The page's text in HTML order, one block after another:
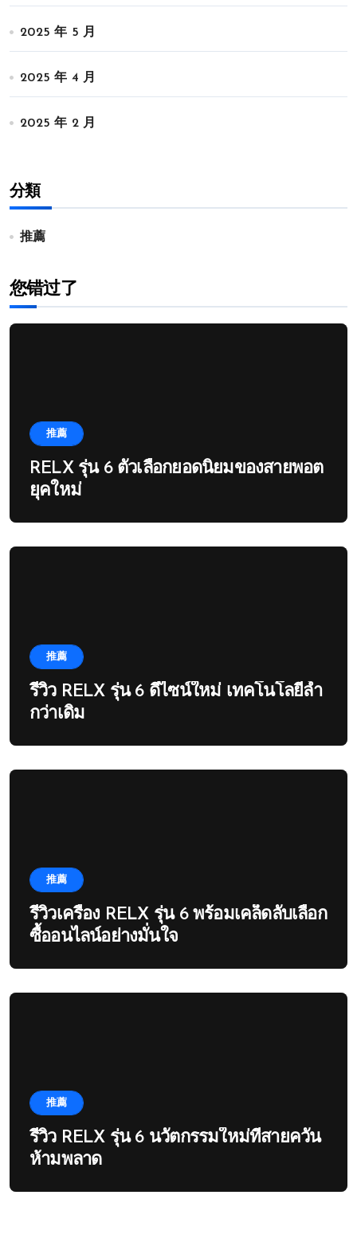
2025 年 5 月
2025 年 4 月
2025 年 2 月
分類
推薦
您错过了
推薦
RELX รุ่น 6 ตัวเลือกยอดนิยมของสายพอต
ยุคใหม่
推薦
รีวิว RELX รุ่น 6 ดีไซน์ใหม่ เทคโนโลยีล้ำ
กว่าเดิม
推薦
รีวิวเครื่อง RELX รุ่น 6 พร้อมเคล็ดลับเลือก
ซื้ออนไลน์อย่างมั่นใจ
推薦
รีวิว RELX รุ่น 6 นวัตกรรมใหม่ที่สายควัน
ห้ามพลาด